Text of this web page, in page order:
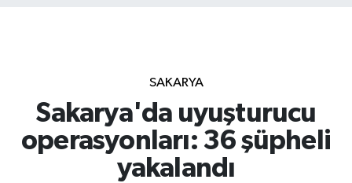
SAKARYA
Sakarya'da uyuşturucu
operasyonları: 36 şüpheli
yakalandı